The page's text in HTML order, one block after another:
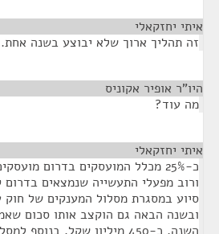
איתי יחזקאלי
זה תהליך ארוך שלא יבוצע בשנה אחת.
היו"ר אופיר אקוניס
מה עוד?
איתי יחזקאלי
כ-25% מכלל המועסקים בדרום
ורוב מפעלי התעשייה שנמצאים
סיוע במסגרת מסלול המענקים של חוק
ובשנה הבאה גם הוקצב אותו סכום